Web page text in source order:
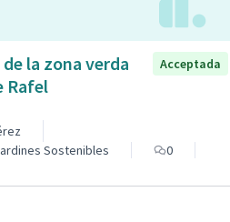
la zona verda
Rafel
Acceptada
Sostenibles
0